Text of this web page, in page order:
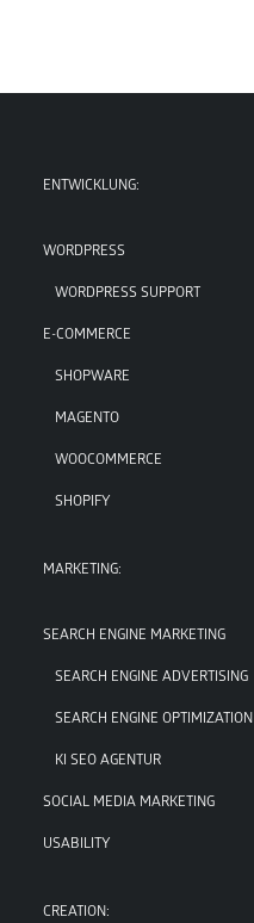
ENTWICKLUNG:
WORDPRESS
WORDPRESS SUPPORT
E-COMMERCE
SHOPWARE
MAGENTO
WOOCOMMERCE
SHOPIFY
MARKETING:
SEARCH ENGINE MARKETING
SEARCH ENGINE ADVERTISING
SEARCH ENGINE OPTIMIZATION
KI SEO AGENTUR
SOCIAL MEDIA MARKETING
USABILITY
CREATION: